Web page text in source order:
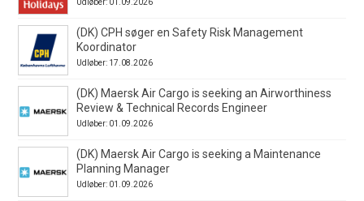
Udløber: 01.09.2026
(DK) CPH søger en Safety Risk Management
Koordinator
Udløber: 17.08.2026
(DK) Maersk Air Cargo is seeking an Airworthiness
Review & Technical Records Engineer
Udløber: 01.09.2026
(DK) Maersk Air Cargo is seeking a Maintenance
Planning Manager
Udløber: 01.09.2026